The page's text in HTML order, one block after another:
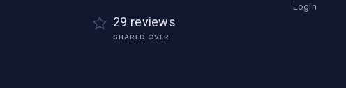
29 reviews
SHARED OVER
Login